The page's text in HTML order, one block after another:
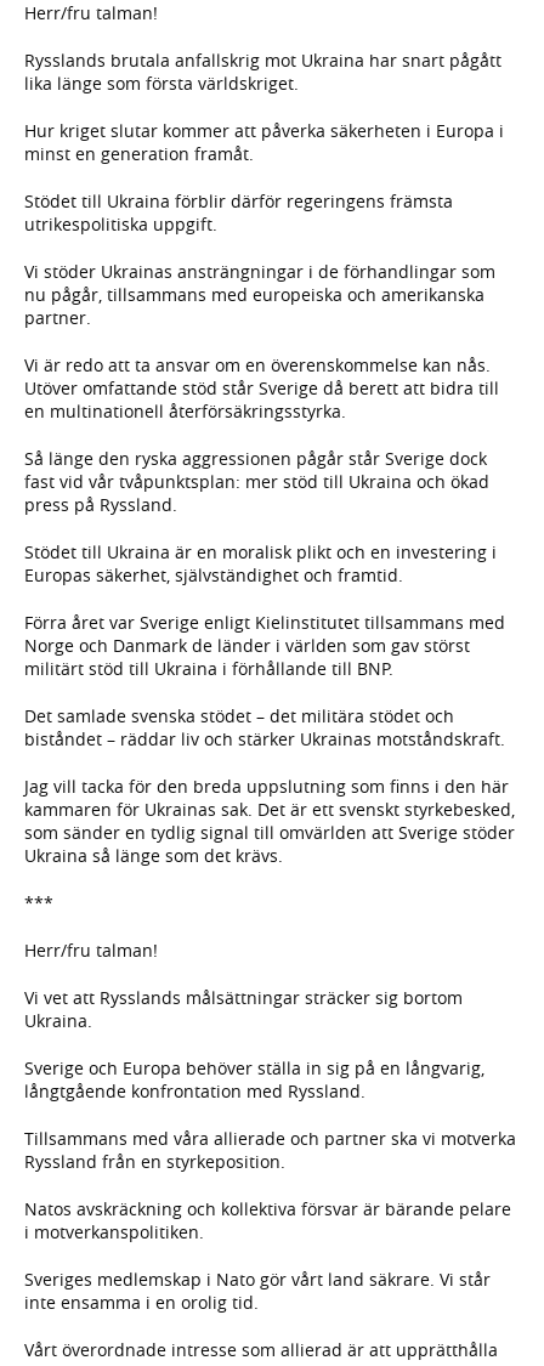
Herr/fru talman!
Rysslands brutala anfallskrig mot Ukraina har snart pågått
lika länge som första världskriget.
Hur kriget slutar kommer att påverka säkerheten i Europa i
minst en generation framåt.
Stödet till Ukraina förblir därför regeringens främsta
utrikespolitiska uppgift.
Vi stöder Ukrainas ansträngningar i de förhandlingar som
nu pågår, tillsammans med europeiska och amerikanska
partner.
Vi är redo att ta ansvar om en överenskommelse kan nås.
Utöver omfattande stöd står Sverige då berett att bidra till
en multinationell återförsäkringsstyrka.
Så länge den ryska aggressionen pågår står Sverige dock
fast vid vår tvåpunktsplan: mer stöd till Ukraina och ökad
press på Ryssland.
Stödet till Ukraina är en moralisk plikt och en investering i
Europas säkerhet, självständighet och framtid.
Förra året var Sverige enligt Kielinstitutet tillsammans med
Norge och Danmark de länder i världen som gav störst
militärt stöd till Ukraina i förhållande till BNP.
Det samlade svenska stödet – det militära stödet och
biståndet – räddar liv och stärker Ukrainas motståndskraft.
Jag vill tacka för den breda uppslutning som finns i den här
kammaren för Ukrainas sak. Det är ett svenskt styrkebesked,
som sänder en tydlig signal till omvärlden att Sverige stöder
Ukraina så länge som det krävs.
***
Herr/fru talman!
Vi vet att Rysslands målsättningar sträcker sig bortom
Ukraina.
Sverige och Europa behöver ställa in sig på en långvarig,
långtgående konfrontation med Ryssland.
Tillsammans med våra allierade och partner ska vi motverka
Ryssland från en styrkeposition.
Natos avskräckning och kollektiva försvar är bärande pelare
i motverkanspolitiken.
Sveriges medlemskap i Nato gör vårt land säkrare. Vi står
inte ensamma i en orolig tid.
Vårt överordnade intresse som allierad är att upprätthålla